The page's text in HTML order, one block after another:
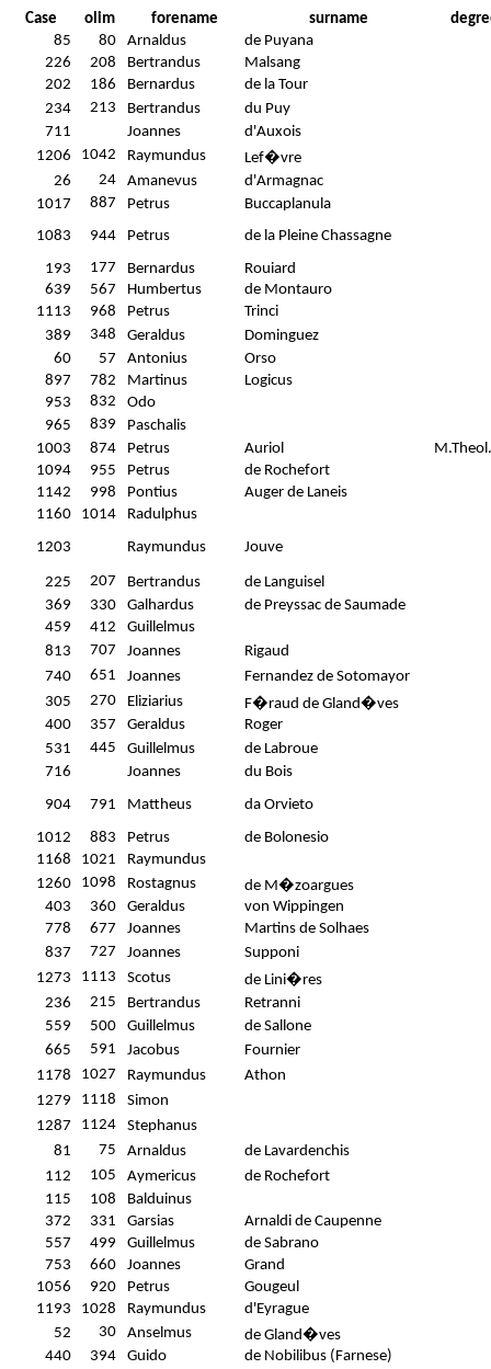
Case olim forename surname
85
80 Arnaldus
de Puyana
226
208 Bertrandus
Malsang
202
186 Bernardus
de la Tour
234
213 Bertrandus
du Puy
711
Joannes
d'Auxois
1206
1042 Raymundus
Lef�vre
26
24 Amanevus
d'Armagnac
1017
887 Petrus
Buccaplanula
1083
944 Petrus
de la Pleine Chassagne
193
177 Bernardus
Rouiard
639
567 Humbertus
de Montauro
1113
968 Petrus
Trinci
389
348 Geraldus
Dominguez
60
57 Antonius
Orso
897
782 Martinus
Logicus
953
832
Odo
965
839
Paschalis
1003
874 Petrus Auriol
M.Theol.
1094
955 Petrus
de Rochefort
1142
998 Pontius
Auger de Laneis
1160
1014
Radulphus
1203
Raymundus Jouve
225 207 Bertrandus
de Languisel
369
330 Galhardus
de Preyssac de Saumade
459
412
Guillelmus
813
707 Joannes
Rigaud
740
651 Joannes
Fernandez de Sotomayor
305
270 Eliziarius
F�raud de Gland�ves
400
357 Geraldus
Roger
531
445 Guillelmus
de Labroue
716
Joannes
du Bois
904
791 Mattheus
da Orvieto
1012
883 Petrus
de Bolonesio
1168
1021
Raymundus
1260
1098 Rostagnus
de M�zoargues
403
360 Geraldus
von Wippingen
778
677 Joannes
Martins de Solhaes
837
727 Joannes
Supponi
1273
1113 Scotus
de Lini�res
236
215 Bertrandus
Retranni
559
500 Guillelmus
de Sallone
665
591 Jacobus
Fournier
1178
1027 Raymundus
Athon
1279
1118
Simon
1287
1124
Stephanus
81
75 Arnaldus
de Lavardenchis
112
105 Aymericus
de Rochefort
115
108
Balduinus
372
331 Garsias
Arnaldi de Caupenne
557
499 Guillelmus
de Sabrano
753
660 Joannes
Grand
1056
920 Petrus
Gougeul
1193
1028 Raymundus
d'Eyrague
52
30 Anselmus
de Gland�ves
440
394 Guido
de Nobilibus (Farnese)